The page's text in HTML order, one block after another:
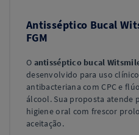
Antisséptico Bucal
FGM
O antisséptico bucal
desenvolvido para uso
antibacteriana com CPC e
álcool. Sua proposta atende
higiene oral com frescor
aceitação.